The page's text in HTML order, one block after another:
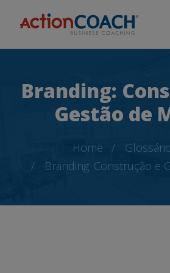
Branding:
Gestão de
Home
Branding: Construção e